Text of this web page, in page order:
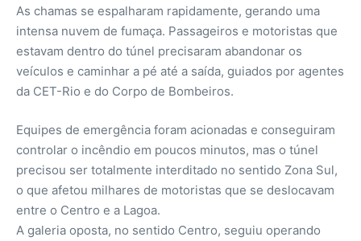
As chamas se espalharam rapidamente, gerando uma
intensa nuvem de fumaça. Passageiros e motoristas que
estavam dentro do túnel precisaram abandonar os
veículos e caminhar a pé até a saída, guiados por agentes
da CET-Rio e do Corpo de Bombeiros.
Equipes de emergência foram acionadas e conseguiram
controlar o incêndio em poucos minutos, mas o túnel
precisou ser totalmente interditado no sentido Zona Sul,
o que afetou milhares de motoristas que se deslocavam
entre o Centro e a Lagoa.
A galeria oposta, no sentido Centro, seguiu operando